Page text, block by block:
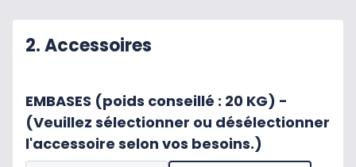
2. Accessoires
EMBASES (poids conseillé : 20 KG) -
(Veuillez sélectionner ou désélectionner
l'accessoire selon vos besoins.)